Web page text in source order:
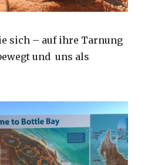
sich – auf ihre Tarnung
und uns als